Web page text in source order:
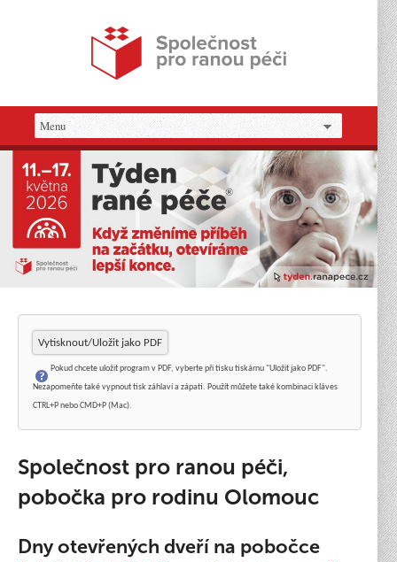
Vytisknout/Uložit jako PDF
Pokud chcete uložit program v PDF, vyberte při tisku tiskárnu "Uložit jako PDF".
Nezapomeňte také vypnout tisk záhlaví a zápatí. Použít můžete také kombinaci kláves
CTRL+P nebo CMD+P (Mac).
Společnost pro ranou péči,
pobočka pro rodinu Olomouc
Dny otevřených dveří na pobočce